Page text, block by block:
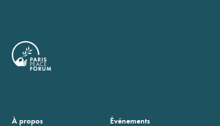
À propos Événements